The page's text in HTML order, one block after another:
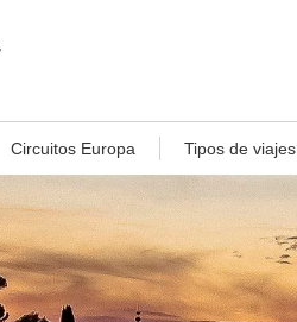
Circuitos Europa Tipos de viajes